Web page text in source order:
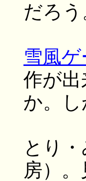
だろう
雪風
作が
か。
とり・
房）